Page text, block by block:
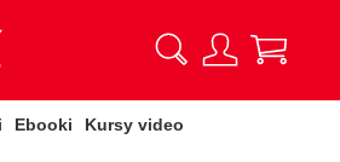
Ebooki Kursy video